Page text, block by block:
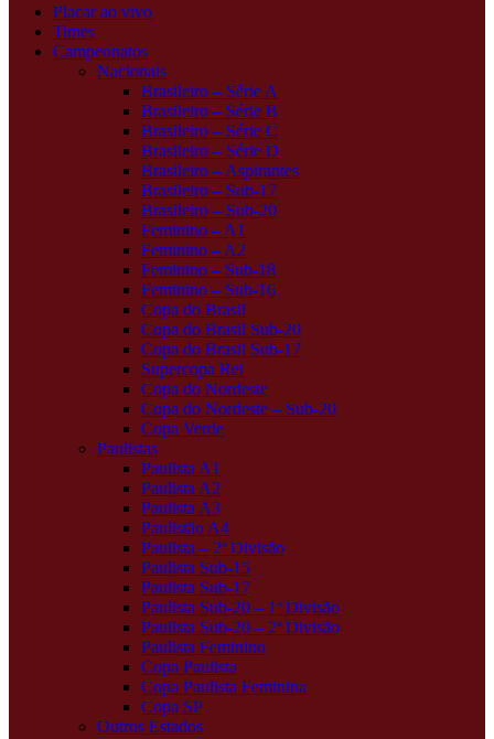
Placar ao vivo
Times
Campeonatos
Nacionais
Brasileiro – Série A
Brasileiro – Série B
Brasileiro – Série C
Brasileiro – Série D
Brasileiro – Aspirantes
Brasileiro – Sub-17
Brasileiro – Sub-20
Feminino – A1
Feminino – A2
Feminino – Sub-18
Feminino – Sub-16
Copa do Brasil
Copa do Brasil Sub-20
Copa do Brasil Sub-17
Supercopa Rei
Copa do Nordeste
Copa do Nordeste – Sub-20
Copa Verde
Paulistas
Paulista A1
Paulista A2
Paulista A3
Paulistão A4
Paulista – 2ª Divisão
Paulista Sub-15
Paulista Sub-17
Paulista Sub-20 – 1ª Divisão
Paulista Sub-20 – 2ª Divisão
Paulista Feminino
Copa Paulista
Copa Paulista Feminina
Copa SP
Outros Estados